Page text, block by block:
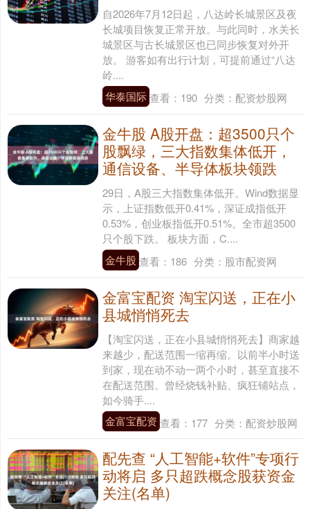
自2026年7月12日起，八达岭长城景区及夜
长城项目恢复正常开放。与此同时，水关长
城景区与古长城景区也已同步恢复对外开
放。 游客如有出行计划，可提前通过“八达
岭....
华泰国际查看： 190 分类： 配资炒股网
金牛股 A股开盘：超3500只个
股飘绿，三大指数集体低开，
通信设备、半导体板块领跌
29日，A股三大指数集体低开。Wind数据显
示，上证指数低开0.41%，深证成指低开
0.53%，创业板指低开0.51%。全市超3500
只个股下跌。 板块方面，C....
金牛股查看： 186 分类： 股市配资网
金富宝配资 淘宝闪送，正在小
县城悄悄死去
【淘宝闪送，正在小县城悄悄死去】商家越
来越少，配送范围一缩再缩。以前半小时送
到家，现在动不动一两个小时，甚至直接不
在配送范围。曾经烧钱补贴、疯狂铺站点，
如今骑手....
金富宝配资 查看： 177 分类： 配资炒股网
配先查 “人工智能+软件”专项行
动将启 多只超跌概念股获资金
关注(名单)